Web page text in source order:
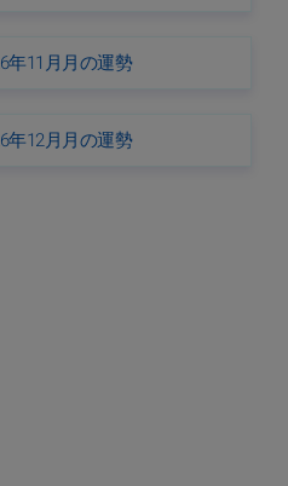
年11月月の運勢
年12月月の運勢